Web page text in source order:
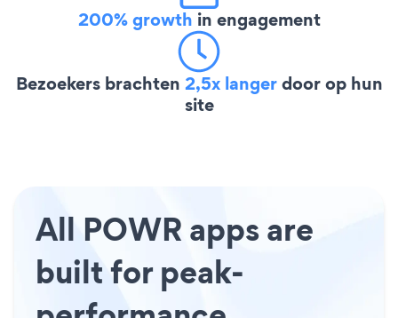
200% growth in engagement
Bezoekers brachten 2,5x langerdoor op hun
site
All POWR apps are
built for peak-